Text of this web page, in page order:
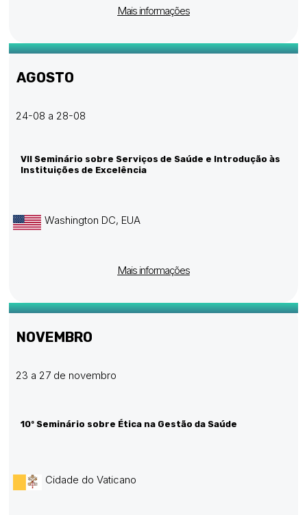
Mais informações
AGOSTO
24-08 a 28-08
VII Seminário sobre Serviços de Saúde e Introdução às
Instituições de Excelência
Washington DC, EUA
Mais informações
NOVEMBRO
23 a 27 de novembro
10º Seminário sobre Ética na Gestão da Saúde
Cidade do Vaticano